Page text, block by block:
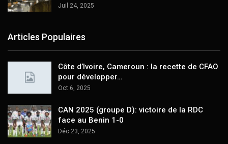
Juil 24, 2025
Articles Populaires
Côte d’Ivoire, Cameroun : la recette de CFAO
pour développer…
Oct 6, 2025
CAN 2025 (groupe D): victoire de la RDC
face au Benin 1-0
Déc 23, 2025